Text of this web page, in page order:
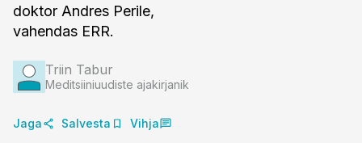
doktor Andres Perile,
vahendas ERR.
Triin Tabur
Meditsiiniuudiste ajakirjanik
Jaga Salvesta Vihja